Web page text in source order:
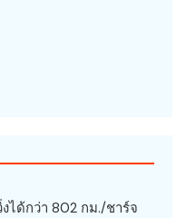
ได้กว่า 802 กม./ชาร์จ